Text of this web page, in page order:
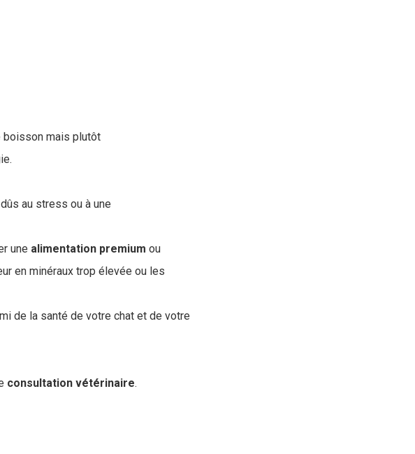
boisson mais plutôt
dûs au stress ou à une
une alimentation premium ou
en minéraux trop élevée ou les
de la santé de votre chat et de votre
consultation vétérinaire.